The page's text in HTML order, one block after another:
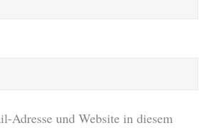
Adresse und Website in diesem